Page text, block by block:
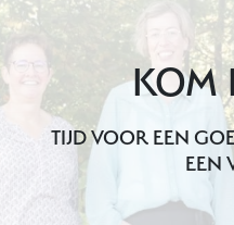
KOM
TIJD VOOR EEN
EEN